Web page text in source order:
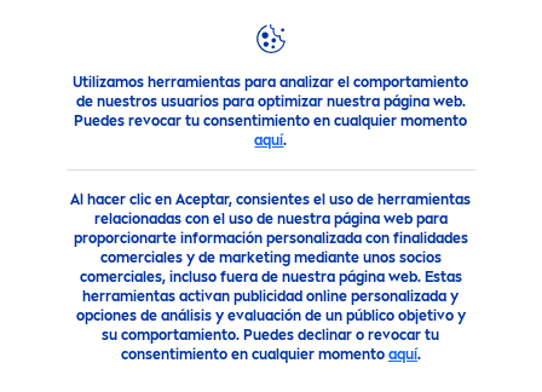
Utilizamos herramientas para analizar el comportamiento
de nuestros usuarios para optimizar nuestra página web.
Puedes revocar tu consentimiento en cualquier momento
aquí.
Al hacer clic en Aceptar, consientes el uso de herramientas
relacionadas con el uso de nuestra página web para
proporcionarte información personalizada con finalidades
comerciales y de marketing mediante unos socios
comerciales, incluso fuera de nuestra página web. Estas
herramientas activan publicidad online personalizada y
opciones de análisis y evaluación de un público objetivo y
su comportamiento. Puedes declinar o revocar tu
consentimiento en cualquier momento aquí.
Nuestros Productos Cuidado Facial Prueba el